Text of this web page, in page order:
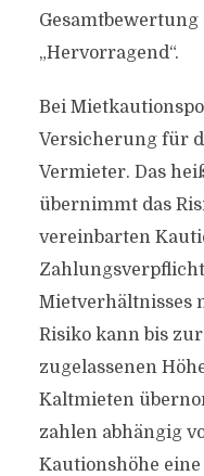
Gesamtbewertung
„Hervorragend“.
Bei
Versicherung für
Vermieter. Das
übernimmt das
vereinbarten
Mietverhältnisses
Risiko kann bis
zugelassenen
Kaltmieten
zahlen abhängig
Kautionshöhe